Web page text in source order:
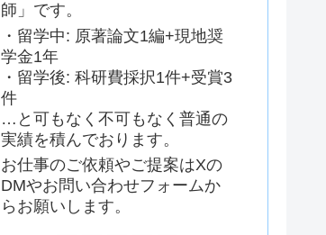
師」です。
・留学中: 原著論文1編+現地奨
学金1年
・留学後: 科研費採択1件+受賞3
件
…と可もなく不可もなく普通の
実績を積んでおります。
お仕事のご依頼やご提案はXの
DMやお問い合わせフォームか
らお願いします。